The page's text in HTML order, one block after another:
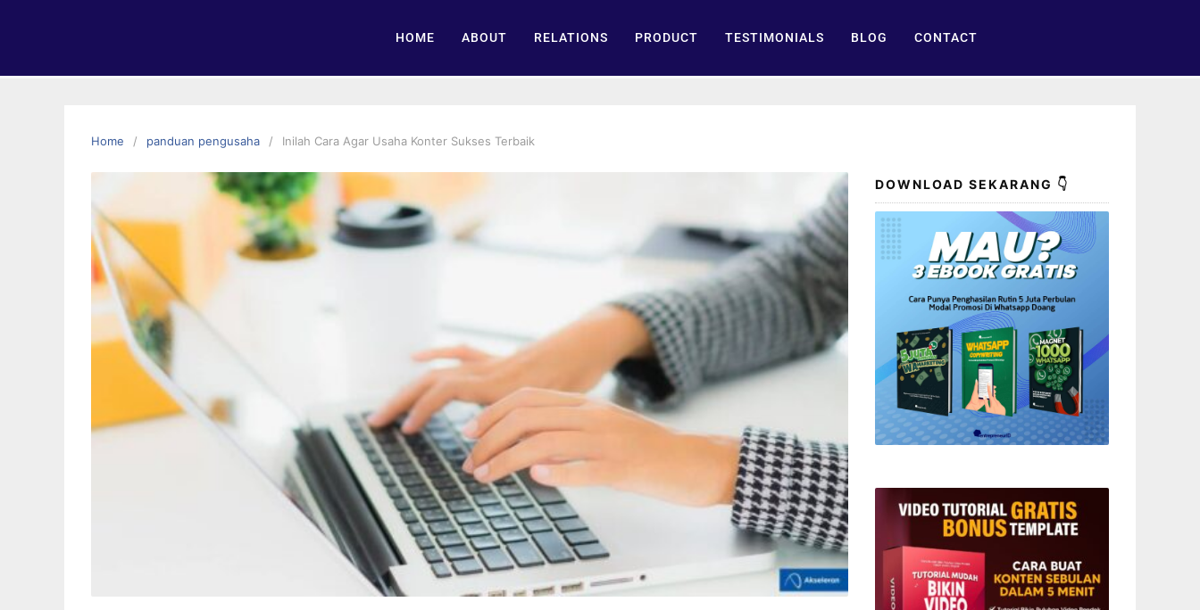
HOME ABOUT RELATIONS PRODUCT TESTIMONIALS BLOG CONTACT
Home panduan pengusaha Inilah Cara Agar Usaha Konter Sukses Terbaik
DOWNLOAD SEKARANG 👇